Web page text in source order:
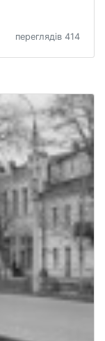
переглядів 414